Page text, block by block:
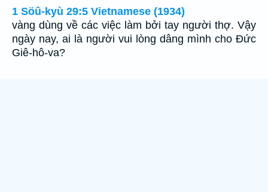
1 Söû-kyù 29:5 Vietnamese (1934)
vàng dùng về các việc làm bởi tay người thợ. Vậy
ngày nay, ai là người vui lòng dâng mình cho Ðức
Giê-hô-va?